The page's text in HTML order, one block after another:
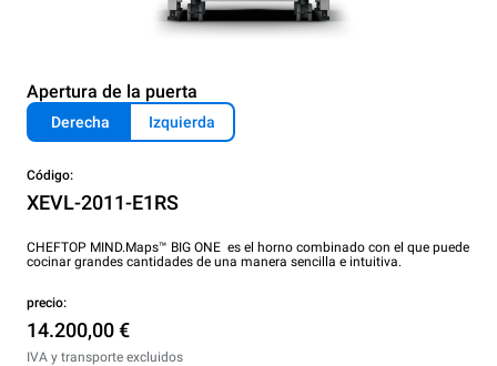
Apertura de la puerta
Derecha Izquierda
Código:
XEVL-2011-E1RS
CHEFTOP MIND.Maps™ BIG ONE es el horno combinado con el que puede
cocinar grandes cantidades de una manera sencilla e intuitiva.
precio:
14.200,00 €
IVA y transporte excluidos